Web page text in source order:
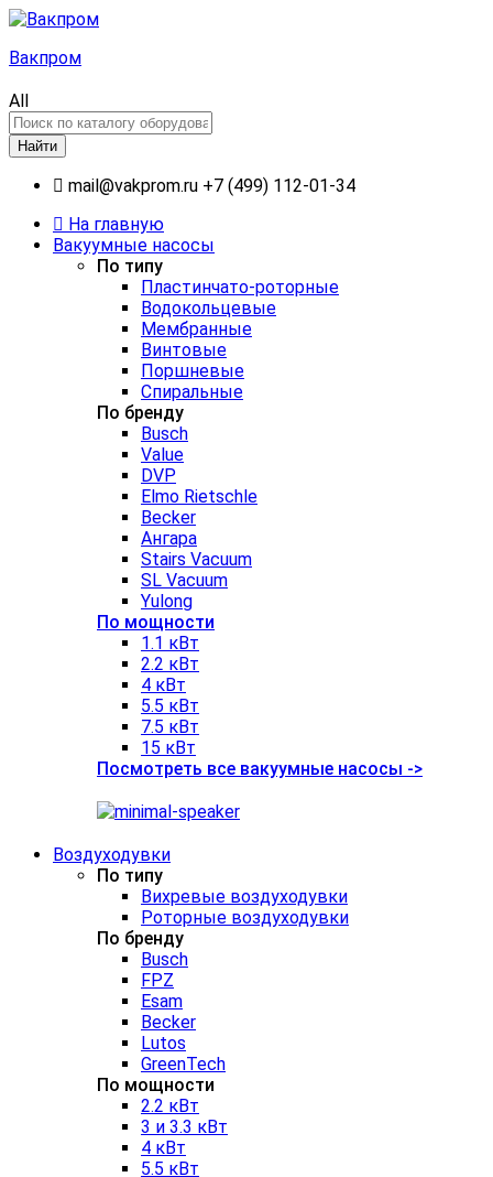
Вакпром
All
Найти
mail@vakprom.ru +7 (499) 112-01-34
На главную
Вакуумные насосы
По типу
Пластинчато-роторные
Водокольцевые
Мембранные
Винтовые
Поршневые
Спиральные
По бренду
Busch
Value
DVP
Elmo Rietschle
Becker
Ангара
Stairs Vacuum
SL Vacuum
Yulong
По мощности
1.1 кВт
2.2 кВт
4 кВт
5.5 кВт
7.5 кВт
15 кВт
Посмотреть все вакуумные насосы ->
Воздуходувки
По типу
Вихревые воздуходувки
Роторные воздуходувки
По бренду
Busch
FPZ
Esam
Becker
Lutos
GreenTech
По мощности
2.2 кВт
3 и 3.3 кВт
4 кВт
5.5 кВт